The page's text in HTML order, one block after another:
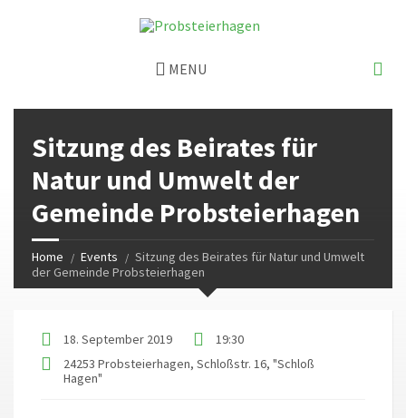
MENU
Sitzung des Beirates für
Natur und Umwelt der
Gemeinde Probsteierhagen
Home Events
Sitzung des Beirates für Natur und Umwelt
der Gemeinde Probsteierhagen
18. September 2019
19:30
24253 Probsteierhagen, Schloßstr. 16, "Schloß
Hagen"